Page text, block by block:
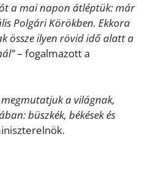
a mai napon átléptük: már
Polgári Körökben. Ekkora
össze ilyen rövid idő alatt a
– fogalmazott a
a világnak,
büszkék, békések és